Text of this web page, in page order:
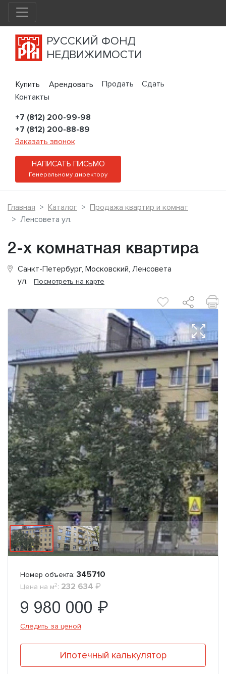
РУССКИЙ ФОНД
НЕДВИЖИМОСТИ
Купить Арендовать Продать
Сдать
Контакты
+7 (812) 200-99-98
+7 (812) 200-88-89
Заказать звонок
НАПИСАТЬ ПИСЬМО
Генеральному директору
Главная Каталог
Продажа квартир и комнат
Ленсовета ул.
2-х комнатная квартира
Санкт-Петербург, Московский, Ленсовета
ул. Посмотреть на карте
Номер объекта: 345710
Цена на м2: 232 634 ₽
9 980 000 ₽
Следить за ценой
Ипотечный калькулятор